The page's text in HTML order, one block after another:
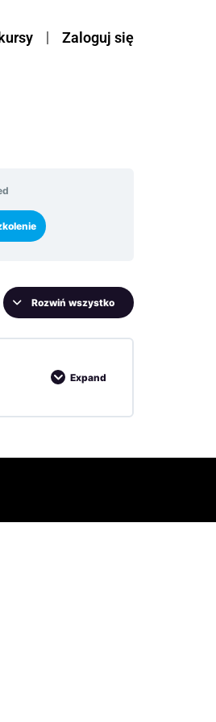
Zaloguj się
Rozwiń wszystko
Expand